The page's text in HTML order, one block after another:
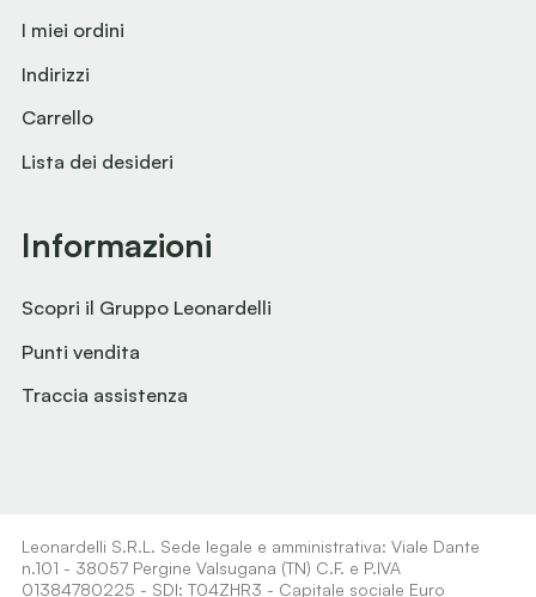
I miei ordini
Indirizzi
Carrello
Lista dei desideri
Informazioni
Scopri il Gruppo Leonardelli
Punti vendita
Traccia assistenza
Leonardelli S.R.L. Sede legale e amministrativa: Viale Dante
n.101 - 38057 Pergine Valsugana (TN) C.F. e P.IVA
01384780225 - SDI: T04ZHR3 - Capitale sociale Euro